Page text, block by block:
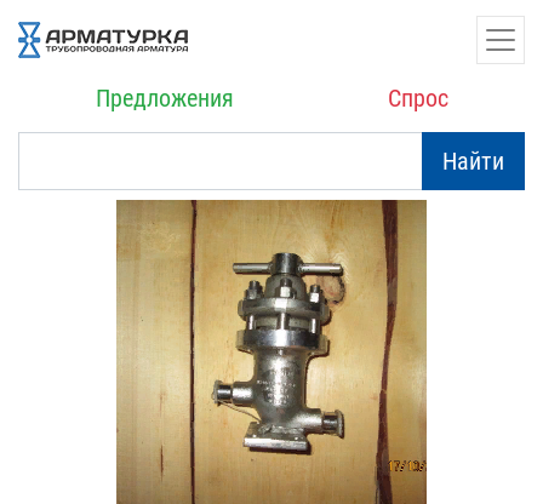
Предложения Спрос
Найти